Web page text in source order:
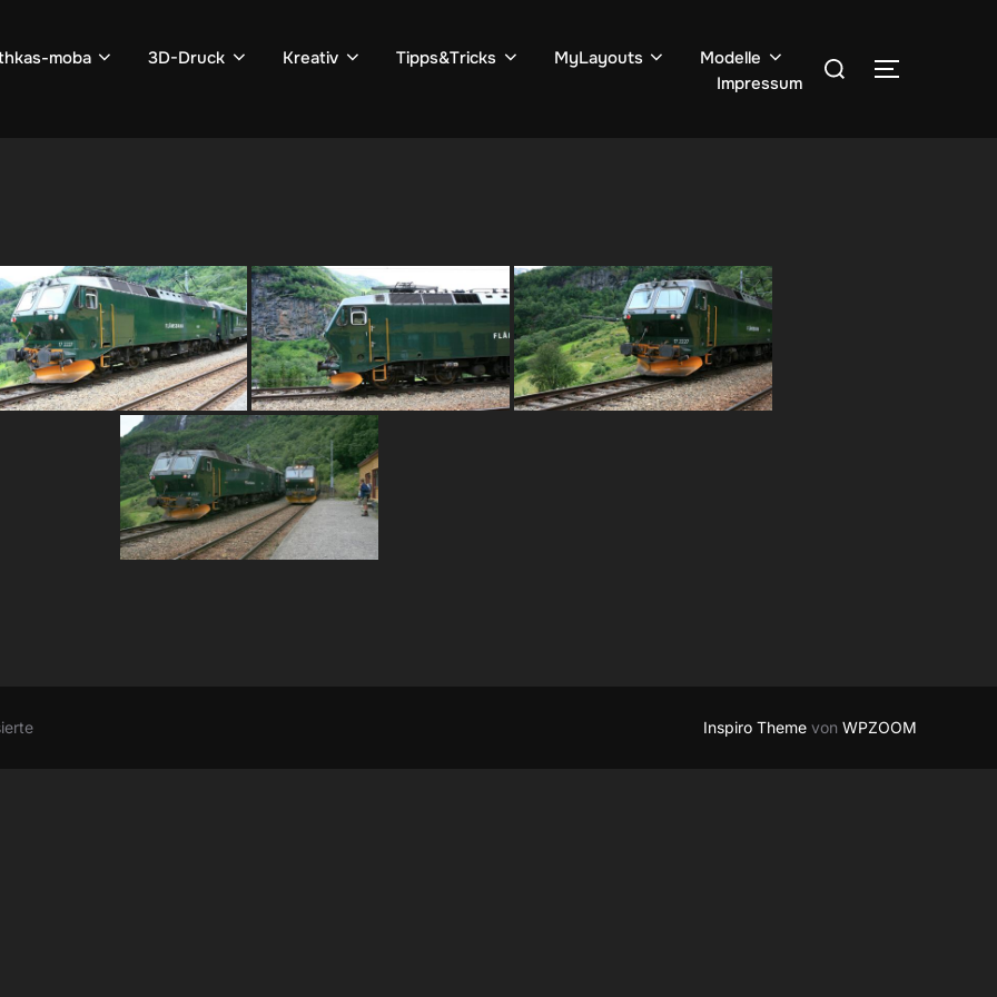
moba 3D-Druck Kreativ Tipps&Tricks MyLayouts
Modelle
Impressum
Suchen
nach:
Inspiro Theme von WPZOOM